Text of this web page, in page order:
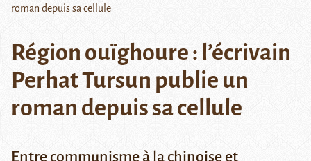
roman depuis sa cellule
Région ouïghoure : l’écrivain
Perhat Tursun publie un
roman depuis sa cellule
Entre communisme à la chinoise et